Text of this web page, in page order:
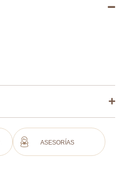
ASESORÍAS